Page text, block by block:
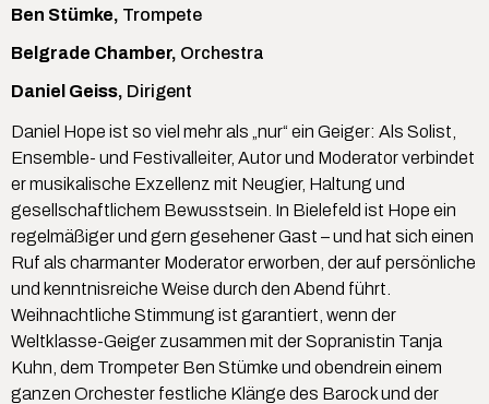
Ben Stümke, Trompete
Belgrade Chamber, Orchestra
Daniel Geiss, Dirigent
Daniel Hope ist so viel mehr als „nur“ ein Geiger: Als Solist,
Ensemble- und Festivalleiter, Autor und Moderator verbindet
er musikalische Exzellenz mit Neugier, Haltung und
gesellschaftlichem Bewusstsein. In Bielefeld ist Hope ein
regelmäßiger und gern gesehener Gast – und hat sich einen
Ruf als charmanter Moderator erworben, der auf persönliche
und kenntnisreiche Weise durch den Abend führt.
Weihnachtliche Stimmung ist garantiert, wenn der
Weltklasse-Geiger zusammen mit der Sopranistin Tanja
Kuhn, dem Trompeter Ben Stümke und obendrein einem
ganzen Orchester festliche Klänge des Barock und der